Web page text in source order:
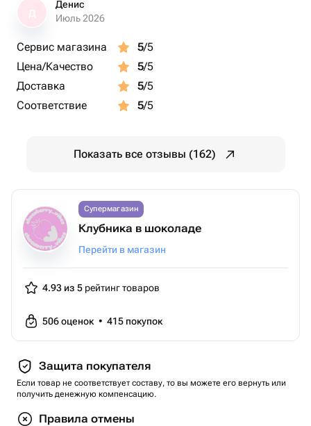
Денис
Июль 2026
Сервис магазина 5/5
Цена/Качество
5/5
Доставка
5/5
Соответствие
5/5
Показать все отзывы (162)
Супермагазин
Клубника в шоколаде
Перейти в магазин
4.93 из 5 рейтинг товаров
506оценок • 415 покупок
Защита покупателя
Если товар не соответствует составу, то вы можете его вернуть или
получить денежную компенсацию.
Правила отмены